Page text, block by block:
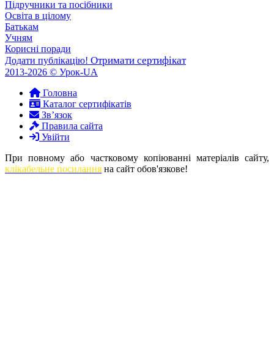
Підручники та посібники
Освіта в цілому
Батькам
Учням
Корисні поради
Додати публікацію! Отримати сертифікат
2013-2026 © Урок-UA
Головна
Каталог сертифікатів
Зв’язок
Правила сайта
Увійти
При повному або частковому копіюванні матеріалів сайту,
клікабельне посилання на сайт обов'язкове!